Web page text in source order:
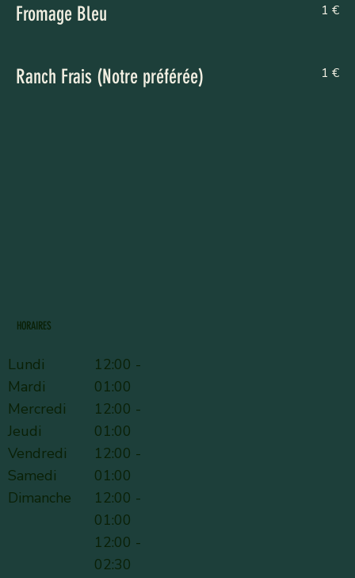
Fromage Bleu 1 €
Ranch Frais (Notre préférée) 1 €
Lundi
Mardi
Mercredi
Jeudi
Vendredi
Samedi
Dimanche
HORAIRES
12:00 -
01:00
12:00 -
01:00
12:00 -
01:00
12:00 -
01:00
12:00 -
02:30